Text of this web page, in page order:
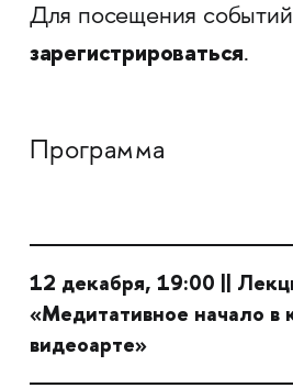
Для посещения
зарегистрироваться.
Программа
12 декабря, 19:00 ||
«Медитативное начало в
видеоарте»